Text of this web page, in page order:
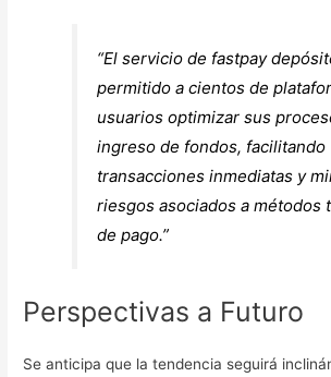
“El servicio de fastpay
permitido a cientos de
usuarios optimizar sus
ingreso de fondos, facilitando
transacciones inmediatas y
riesgos asociados a métodos
de pago.”
Perspectivas a Futuro
Se anticipa que la tendencia seguirá